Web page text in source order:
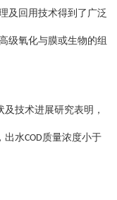
及回用技术得到了广泛
级氧化与膜或生物的组
技术进展研究表明，
出水COD质量浓度小于